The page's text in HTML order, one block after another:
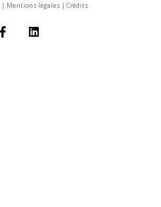
| Mentions légales | Crédits